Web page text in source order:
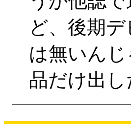
ど、後期
は無いん
品だけ出